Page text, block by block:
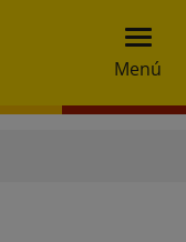
Menú